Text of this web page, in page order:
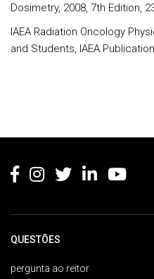
Dosimetry, 2008, 7th Edition,
IAEA Radiation Oncology
and Students, IAEA
QUESTÕES
pergunta ao reitor